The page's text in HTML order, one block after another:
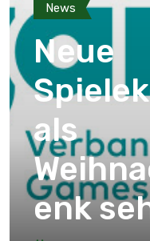
News
Neue
als
enk